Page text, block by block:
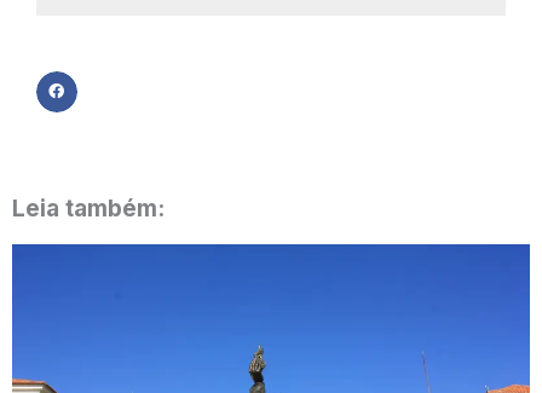
Leia também: